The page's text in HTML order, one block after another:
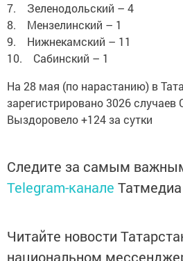
7. Зеленодольский – 4
8. Мензелинский – 1
9. Нижнекамский – 11
10. Сабинский – 1
На 28 мая (по нарастанию) в
зарегистрировано 3026 случаев
Выздоровело +124 за сутки
Следите за самым
Telegram-канале Татмедиа
Читайте новости
национальном